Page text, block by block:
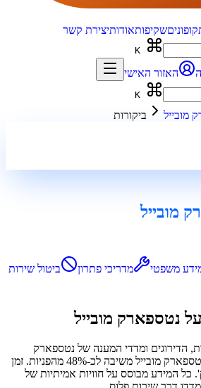
קופוניםשקיפותאודותיצירת קשר
האזור האישי
מובייל ביקורות
מובייל
משפטי מדריכי פתרון
ביטול שירות
נטספארק מובייל
הדירוגים ומדדי המענה של נטספארק
מובייל. לפי הנתונים שלנו נטספארק מובייל משיבה לכ-48% מהפניות. זמן
הממוצע הוא 6 דק'. כל המידע מבוסס על חוויות אמיתיות של